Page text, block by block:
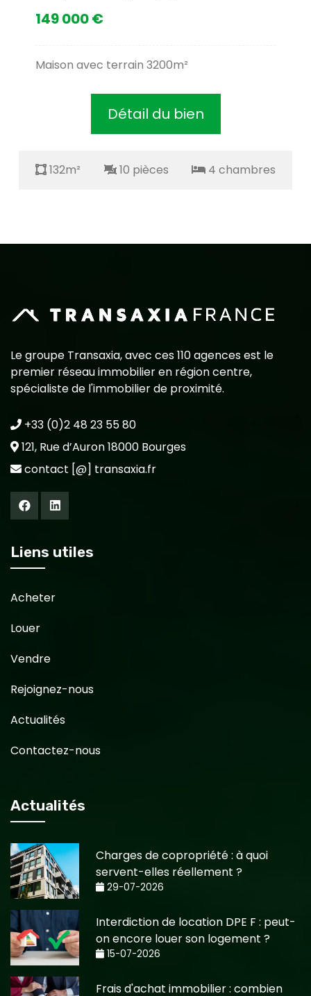
149 000 €
Maison avec terrain 3200m²
Détail du bien
132m² 10 pièces 4 chambres
Le groupe Transaxia, avec ces 110 agences est le
premier réseau immobilier en région centre,
spécialiste de l'immobilier de proximité.
+33 (0)2 48 23 55 80
121, Rue d’Auron 18000 Bourges
contact [@] transaxia.fr
Liens utiles
Acheter
Louer
Vendre
Rejoignez-nous
Actualités
Contactez-nous
Actualités
Charges de copropriété : à quoi
servent-elles réellement ?
29-07-2026
Interdiction de location DPE F : peut-
on encore louer son logement ?
15-07-2026
Frais d'achat immobilier : combien